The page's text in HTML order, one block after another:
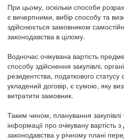
При цьому, оскільки способи
є вичерпними, вибір способу та
здійснюється замовником
законодавства в цілому.
Водночас очікувана вартість
способу здійснення закупівлі,
резидентства, податкового
укладений договір, є сумою, яку
витратити замовник.
Таким чином, планування закупівлі
інформації про очікувану
законодавства у річному плані